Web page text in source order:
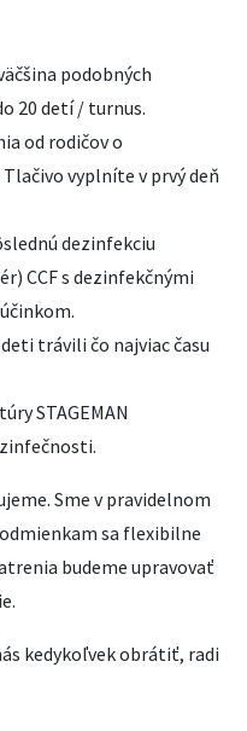
podobných
20 detí / turnus.
od rodičov o
vyplníte v prvý deň
dezinfekciu
CCF s dezinfekčnými
trávili čo najviac času
STAGEMAN
Sme v pravidelnom
sa flexibilne
budeme upravovať
kedykoľvek obrátiť, radi